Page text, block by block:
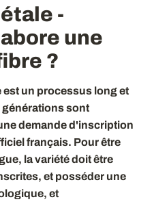
-
une
?
est un processus long et
générations sont
demande d'inscription
français. Pour être
la variété doit être
et posséder une
et